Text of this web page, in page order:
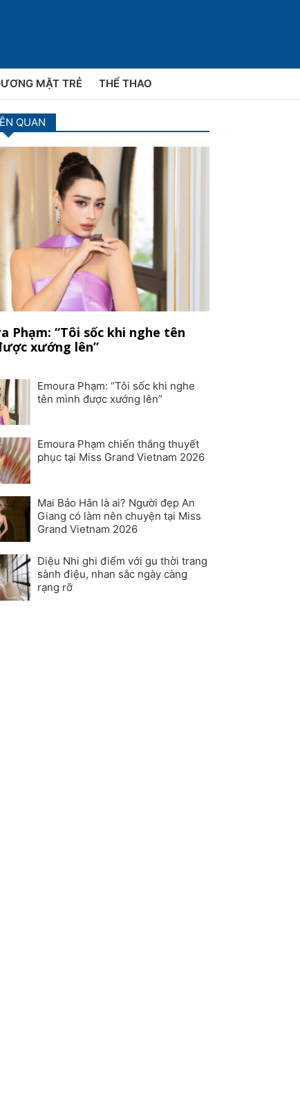
MẶT TRẺ THỂ THAO
QUAN
Phạm: “Tôi sốc khi nghe tên
xướng lên”
Emoura Phạm: “Tôi sốc khi nghe
tên mình được xướng lên”
Emoura Phạm chiến thắng thuyết
phục tại Miss Grand Vietnam 2026
Mai Bảo Hân là ai? Người đẹp An
Giang có làm nên chuyện tại Miss
Grand Vietnam 2026
Diệu Nhi ghi điểm với gu thời trang
sành điệu, nhan sắc ngày càng
rạng rỡ